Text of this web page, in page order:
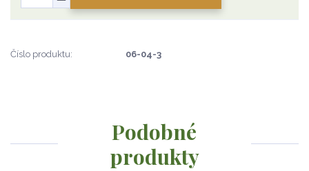
Číslo produktu: 06-04-3
Podobné
produkty